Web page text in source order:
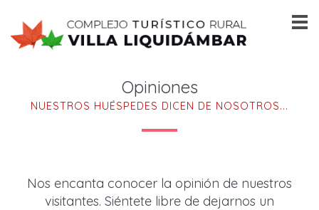
Opiniones
NUESTROS HUÉSPEDES DICEN DE NOSOTROS...
Nos encanta conocer la opinión de nuestros
visitantes. Siéntete libre de dejarnos un